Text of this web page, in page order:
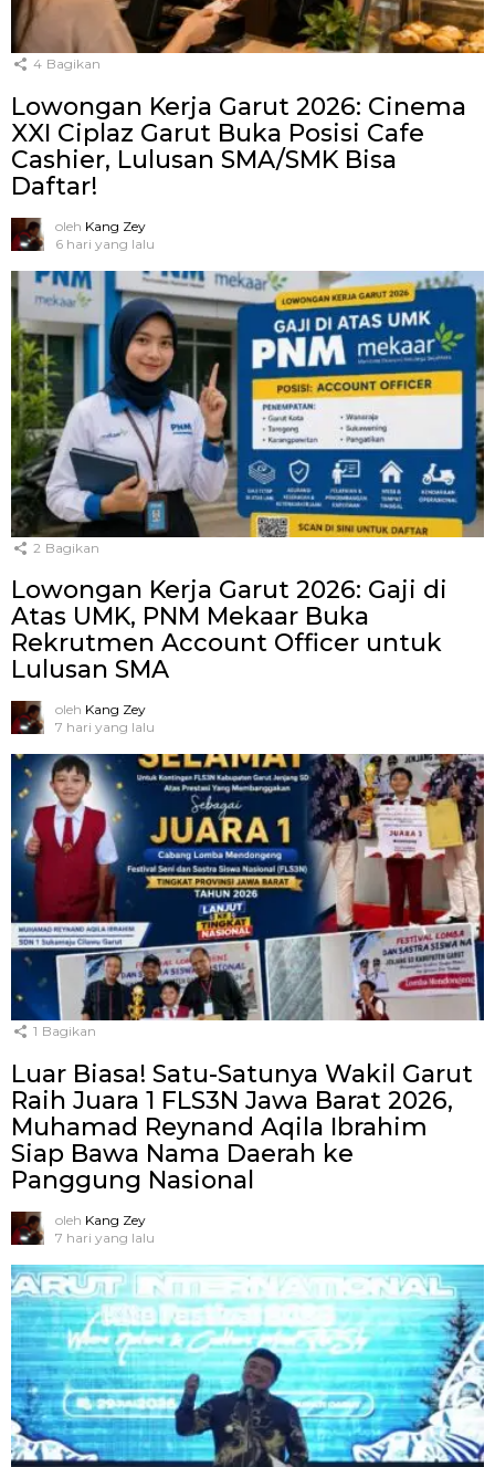
4 Bagikan
Lowongan Kerja Garut 2026: Cinema
XXI Ciplaz Garut Buka Posisi Cafe
Cashier, Lulusan SMA/SMK Bisa
Daftar!
oleh Kang Zey
6 hari yang lalu
2 Bagikan
Lowongan Kerja Garut 2026: Gaji di
Atas UMK, PNM Mekaar Buka
Rekrutmen Account Officer untuk
Lulusan SMA
oleh Kang Zey
7 hari yang lalu
1 Bagikan
Luar Biasa! Satu-Satunya Wakil Garut
Raih Juara 1 FLS3N Jawa Barat 2026,
Muhamad Reynand Aqila Ibrahim
Siap Bawa Nama Daerah ke
Panggung Nasional
oleh Kang Zey
7 hari yang lalu